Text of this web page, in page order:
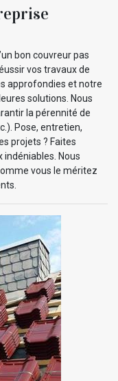
bon couvreur pas
vos travaux de
approfondies et notre
solutions. Nous
la pérennité de
Pose, entretien,
projets ? Faites
Nous
vous le méritez